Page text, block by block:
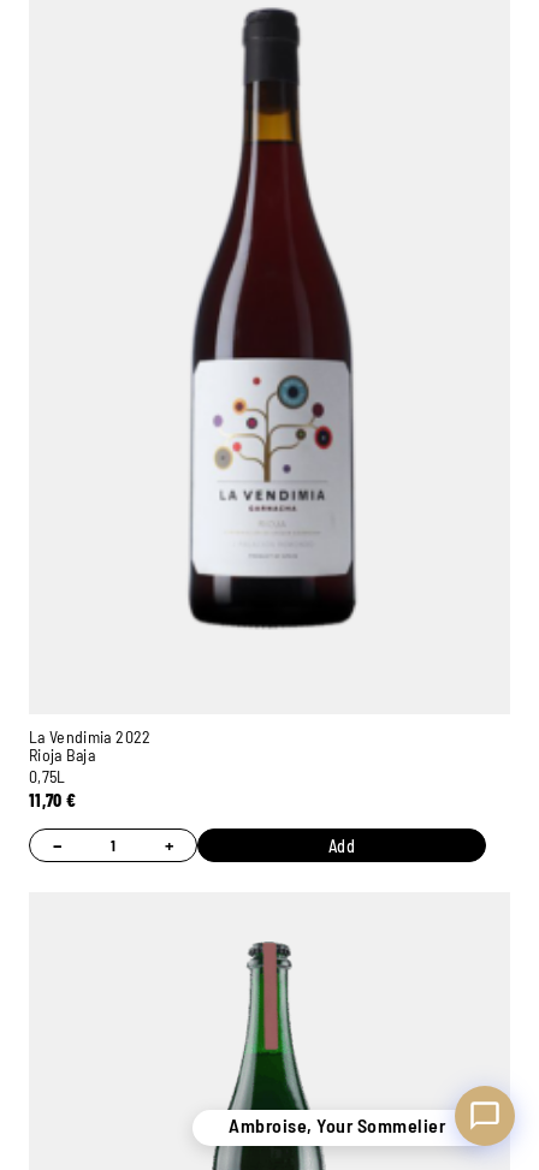
La Vendimia 2022
Rioja Baja
0,75L
11,70€
− + Add
Ambroise, Your Sommelier